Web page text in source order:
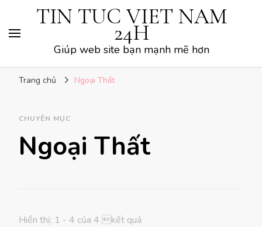
TIN TUC VIET NAM
24H
Giúp web site bạn mạnh mẽ hơn
Trang chủ Ngoại Thất
CHUYÊN MỤC
Ngoại Thất
Hiển thị: 1 - 4 của 4 kết quả